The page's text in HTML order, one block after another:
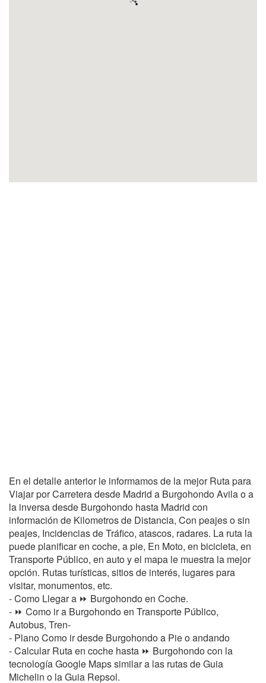
En el detalle anterior le informamos de la mejor Ruta para
Viajar por Carretera desde Madrid a Burgohondo Avila o a
la inversa desde Burgohondo hasta Madrid con
información de Kilometros de Distancia, Con peajes o sin
peajes, Incidencias de Tráfico, atascos, radares. La ruta la
puede planificar en coche, a pie, En Moto, en bicicleta, en
Transporte Público, en auto y el mapa le muestra la mejor
opción. Rutas turísticas, sitios de interés, lugares para
visitar, monumentos, etc.
- Como Llegar a ⏩ Burgohondo en Coche.
- ⏩ Como ir a Burgohondo en Transporte Público,
Autobus, Tren-
- Plano Como ir desde Burgohondo a Pie o andando
- Calcular Ruta en coche hasta ⏩ Burgohondo con la
tecnología Google Maps similar a las rutas de Guia
Michelin o la Guia Repsol.